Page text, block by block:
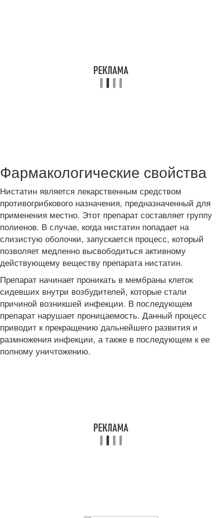
Фармакологические свойства
Нистатин является лекарственным средством
противогрибкового назначения, предназначенный для
применения местно. Этот препарат составляет группу
полиенов. В случае, когда нистатин попадает на
слизистую оболочки, запускается процесс, который
позволяет медленно высвободиться активному
действующему веществу препарата нистатин.
Препарат начинает проникать в мембраны клеток
сидевших внутри возбудителей, которые стали
причиной возникшей инфекции. В последующем
препарат нарушает проницаемость. Данный процесс
приводит к прекращению дальнейшего развития и
размножения инфекции, а также в последующем к ее
полному уничтожению.